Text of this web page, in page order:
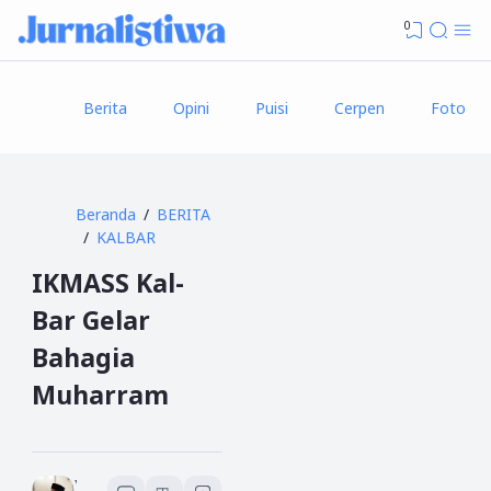
0
Berita Opini Puisi Cerpen Foto
Beranda
BERITA
KALBAR
IKMASS Kal-
Bar Gelar
Bahagia
Muharram